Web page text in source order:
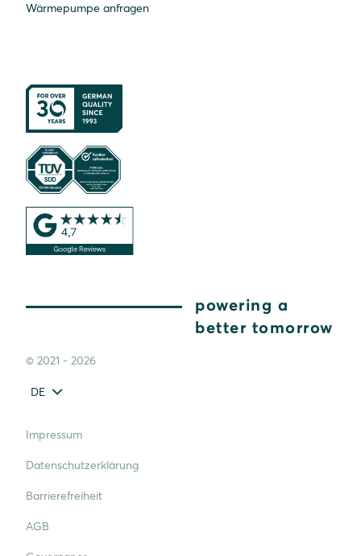
Wärmepumpe anfragen
powering a
better tomorrow
© 2021 - 2026
DE
Impressum
Datenschutzerklärung
Barrierefreiheit
AGB